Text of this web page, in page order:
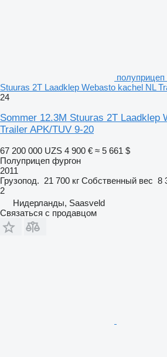
Stuuras 2T Laadklep Webasto kachel NL
24
Sommer 12.3M Stuuras 2T Laadklep
Trailer APK/TUV 9-20
67 200 000 UZS 4 900 € ≈ 5 661 $
Полуприцеп фургон
2011
Грузопод. 21 700 кг Собственный вес 8
2
Нидерланды, Saasveld
Связаться с продавцом